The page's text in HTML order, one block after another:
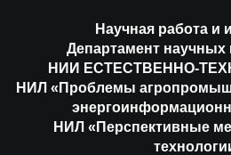
Научная работа и
Департамент научных
НИИ ЕСТЕСТВЕННО-
НИЛ «Проблемы
НИЛ «Перспективные